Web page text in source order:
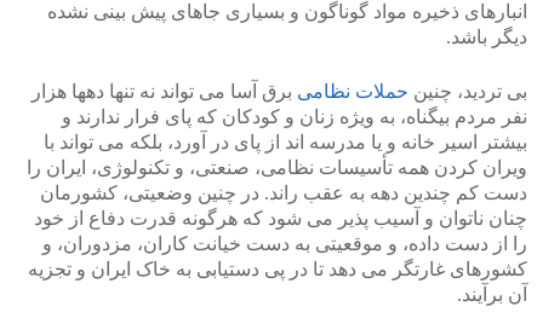
انبارهای ذخیره مواد گوناگون و بسیاری جاهای پیش بینی نشده
دیگر باشد.
بی تردید، چنین حملات نظامی برق آسا می تواند نه تنها دهها هزار
نفر مردم بیگناه، به ویژه زنان و کودکان که پای فرار ندارند و
بیشتر اسیر خانه و یا مدرسه اند از پای در آورد، بلکه می تواند با
ویران کردن همه تأسیسات نظامی، صنعتی، و تکنولوژی، ایران را
دست کم چندین دهه به عقب راند. در چنین وضعیتی، کشورمان
چنان ناتوان و آسیب پذیر می شود که هرگونه قدرت دفاع از خود
را از دست داده، و موقعیتی به دست خیانت کاران، مزدوران، و
کشورهای غارتگر می دهد تا در پی دستیابی به خاک ایران و تجزیه
آن برآیند.